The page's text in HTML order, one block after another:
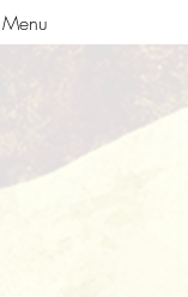
Menu